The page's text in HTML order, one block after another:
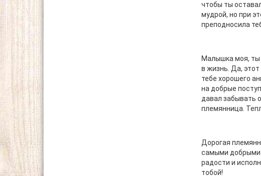
чтобы ты
мудрой, но при
преподносила
Малышка моя, ты
в жизнь. Да,
тебе хорошего
на добрые
давал забывать
племянница.
Дорогая
самыми добрыми
радости и
тобой!